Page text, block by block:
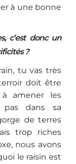
à une bonne
c’est donc un
?
tu vas très
doit être
amener les
dans sa
de terres
trop riches
nous avons
le raisin est